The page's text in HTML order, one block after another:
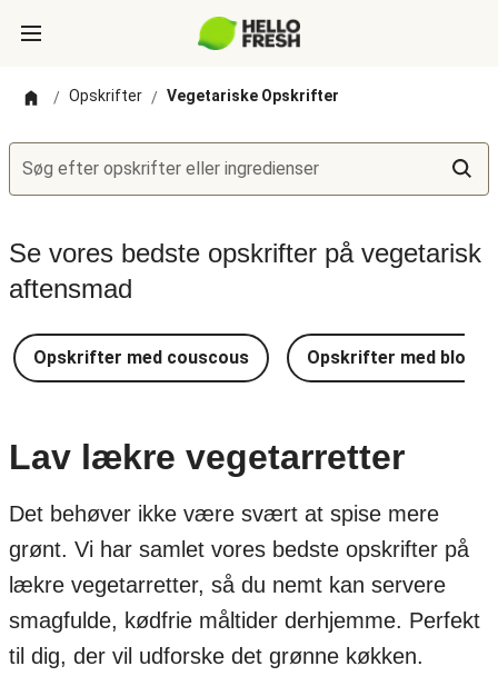
/ Opskrifter / Vegetariske Opskrifter
Søg efter opskrifter eller ingredienser
Se vores bedste opskrifter på vegetarisk
aftensmad
Opskrifter med couscous Opskrifter med
Lav lækre vegetarretter
Det behøver ikke være svært at spise mere
grønt. Vi har samlet vores bedste opskrifter på
lækre vegetarretter, så du nemt kan servere
smagfulde, kødfrie måltider derhjemme. Perfekt
til dig, der vil udforske det grønne køkken.